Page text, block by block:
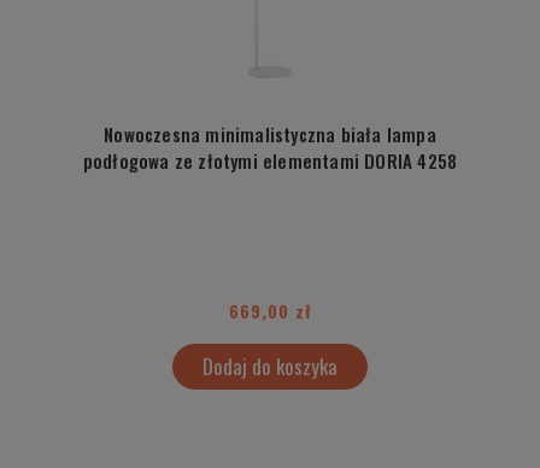
Nowoczesna minimalistyczna biała lampa
podłogowa ze złotymi elementami DORIA 4258
669,00 zł
Dodaj do koszyka